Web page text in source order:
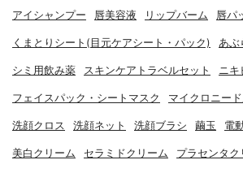
アイシャンプー 唇美容液 リップバーム 唇パ
くまとりシート(目元ケアシート・パック) あぶ
シミ用飲み薬 スキンケアトラベルセット ニキ
フェイスパック・シートマスク マイクロニー
洗顔クロス 洗顔ネット 洗顔ブラシ 繭玉 電
美白クリーム セラミドクリーム プラセンタク